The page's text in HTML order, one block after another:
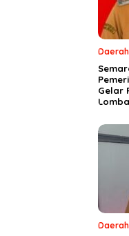
Daerah
Gelar
Lomba
Daerah